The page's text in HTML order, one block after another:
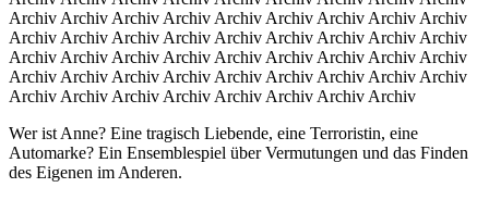
Archiv Archiv Archiv Archiv Archiv Archiv Archiv Archiv Archiv
Archiv Archiv Archiv Archiv Archiv Archiv Archiv Archiv Archiv
Archiv Archiv Archiv Archiv Archiv Archiv Archiv Archiv Archiv
Archiv Archiv Archiv Archiv Archiv Archiv Archiv Archiv Archiv
Archiv Archiv Archiv Archiv Archiv Archiv Archiv Archiv
Wer ist Anne? Eine tragisch Liebende, eine Terroristin, eine
Automarke? Ein Ensemblespiel über Vermutungen und das Finden
des Eigenen im Anderen.